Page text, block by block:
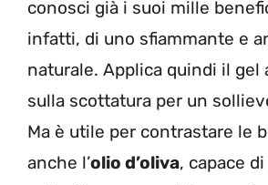
conosci già i suoi mille
infatti, di uno sfiammante e
naturale. Applica quindi il gel
sulla scottatura per un
Ma è utile per contrastare le
anche l’olio d’oliva, capace